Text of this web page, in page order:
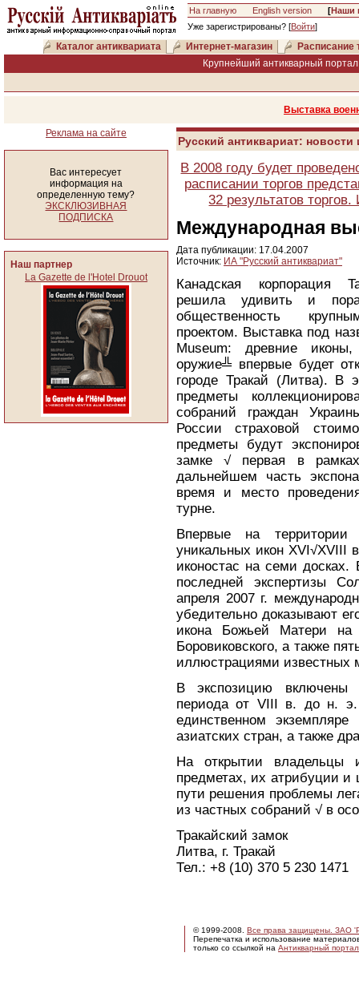
На главную English version [Наши
Уже зарегистрированы? [Войти]
Каталог антиквариата Интернет-магазин
Расписание
Крупнейший антикварный
Выставка
Реклама на сайте
Вас интересует
информация на
определенную тему?
ЭКСКЛЮЗИВНАЯ
ПОДПИСКА
Наш партнер
La Gazette de l'Hotel Drouot
Русский антиквариат:
В 2008 году будет
расписании торгов
32 результатов
Международная
Дата публикации: 17.04.2007
Источник: ИА "Русский антиквариат"
Канадская корпорация
решила удивить и
общественность
проектом. Выставка под
Museum: древние
оружие╩ впервые будет
городе Тракай (Литва). В
предметы
собраний граждан
России страховой
предметы будут
замке √ первая в
дальнейшем часть
время и место
турне.
Впервые на территории
уникальных икон XVI√XVIII
иконостас на семи
последней экспертизы
апреля 2007 г.
убедительно доказывают
икона Божьей Матери на
Боровиковского, а также
иллюстрациями известных
В экспозицию включены
периода от VIII в. до н.
единственном
азиатских стран, а также
На открытии владельцы
предметах, их атрибуции и
пути решения проблемы
из частных собраний √ в
Тракайский замок
Литва, г. Тракай
Тел.: +8 (10) 370 5 230 1471
© 1999-2008. Все права защищены. ЗАО
Перепечатка и использование
только со ссылкой на Антикварный